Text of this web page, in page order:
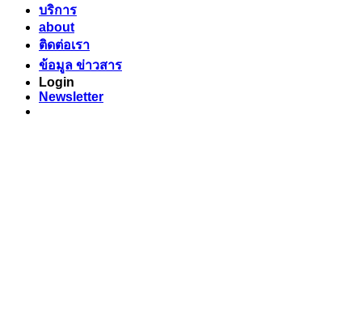
บริการ
about
ติดต่อเรา
ข้อมูล ข่าวสาร
Login
Newsletter